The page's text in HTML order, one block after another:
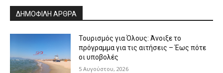
ΔΗΜΟΦΙΛΗ ΑΡΘΡΑ
Τουρισμός για Όλους: Άνοιξε το
πρόγραμμα για τις αιτήσεις – Έως πότε
οι υποβολές
5 Αυγούστου, 2026